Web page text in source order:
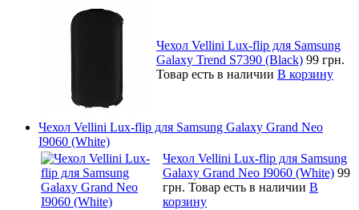
Чехол Vellini Lux-flip для Samsung
Galaxy Trend S7390 (Black) 99 грн.
Товар есть в наличии В корзину
Чехол Vellini Lux-flip для Samsung Galaxy Grand Neo
I9060 (White)
Чехол Vellini Lux-flip для Samsung
Galaxy Grand Neo I9060 (White) 99
грн. Товар есть в наличии В
корзину